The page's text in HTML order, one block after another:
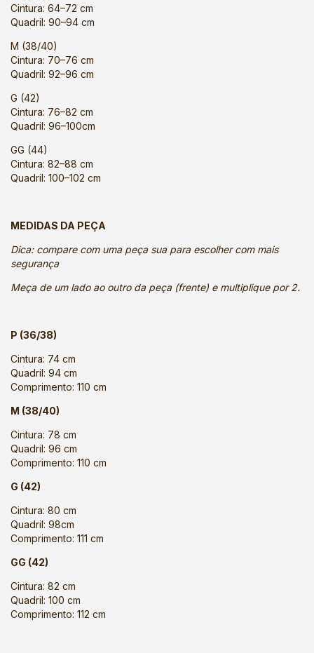
Cintura: 64–72 cm
Quadril: 90–94 cm
M (38/40)
Cintura: 70–76 cm
Quadril: 92–96 cm
G (42)
Cintura: 76–82 cm
Quadril: 96–100cm
GG (44)
Cintura: 82–88 cm
Quadril: 100–102 cm
MEDIDAS DA PEÇA
Dica: compare com uma peça sua para escolher com mais
segurança
Meça de um lado ao outro da peça (frente) e multiplique por 2.
P (36/38)
Cintura: 74 cm
Quadril: 94 cm
Comprimento: 110 cm
M (38/40)
Cintura: 78 cm
Quadril: 96 cm
Comprimento: 110 cm
G (42)
Cintura: 80 cm
Quadril: 98cm
Comprimento: 111 cm
GG (42)
Cintura: 82 cm
Quadril: 100 cm
Comprimento: 112 cm